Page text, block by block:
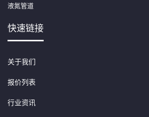
液氮管道
快速链接
关于我们
报价列表
行业资讯